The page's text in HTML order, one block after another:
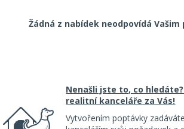
Žádná z nabídek neodpovídá Vašim
Nenašli jste to, co
realitní kanceláře za Vás!
Vytvořením poptávky